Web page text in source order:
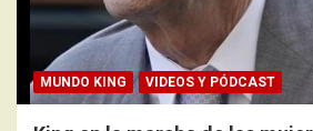
MUNDO KING VIDEOS Y PÓDCAST